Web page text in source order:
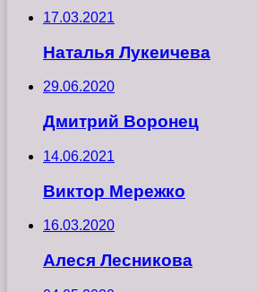
17.03.2021
Наталья Лукеичева
29.06.2020
Дмитрий Воронец
14.06.2021
Виктор Мережко
16.03.2020
Алеся Лесникова